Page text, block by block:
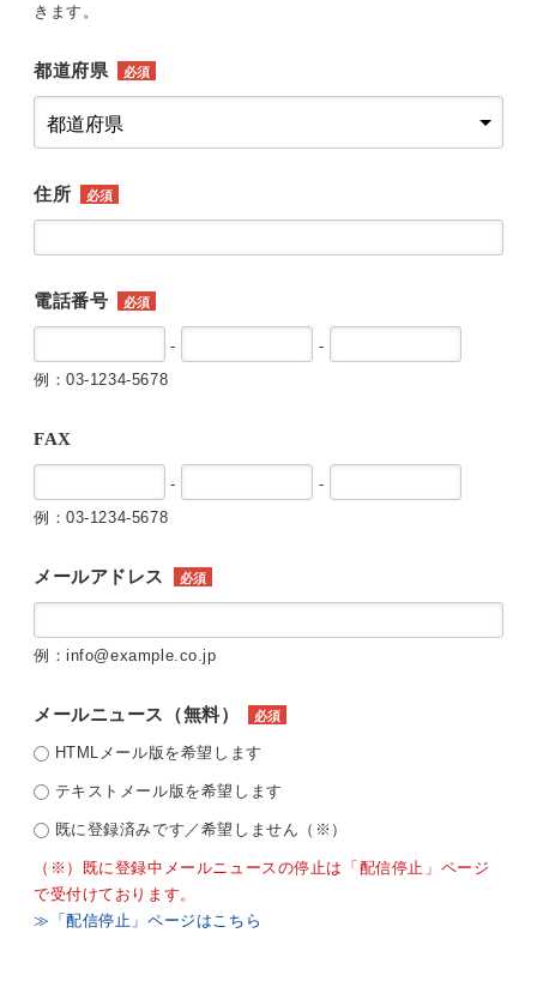
きます。
都道府県 必須
住所 必須
電話番号 必須
-
-
例：03-1234-5678
FAX
-
-
例：03-1234-5678
メールアドレス 必須
例：info@example.co.jp
メールニュース（無料） 必須
HTMLメール版を希望します
テキストメール版を希望します
既に登録済みです／希望しません（※）
（※）既に登録中メールニュースの停止は「配信停止」ページ
で受付けております。
≫「配信停止」ページはこちら